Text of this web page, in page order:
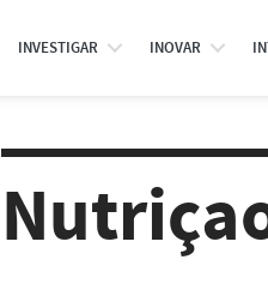
INVESTIGAR INOVAR